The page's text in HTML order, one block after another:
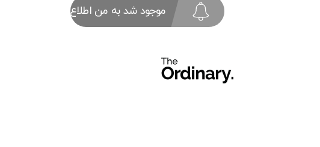
موجود شد به من اطلاع بده